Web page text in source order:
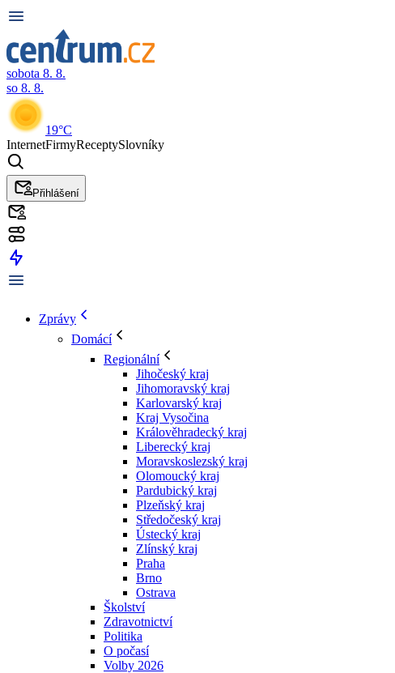
sobota 8. 8.
so 8. 8.
19°C
InternetFirmyReceptySlovníky
Přihlášení
Zprávy
Domácí
Regionální
Jihočeský kraj
Jihomoravský kraj
Karlovarský kraj
Kraj Vysočina
Králověhradecký kraj
Liberecký kraj
Moravskoslezský kraj
Olomoucký kraj
Pardubický kraj
Plzeňský kraj
Středočeský kraj
Ústecký kraj
Zlínský kraj
Praha
Brno
Ostrava
Školství
Zdravotnictví
Politika
O počasí
Volby 2026